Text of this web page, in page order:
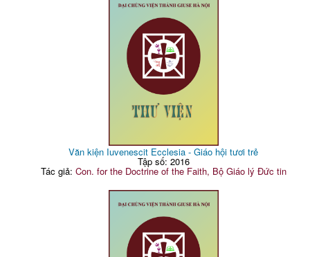
Văn kiện Iuvenescit Ecclesia - Giáo hội tươi trẻ
Tập số: 2016
Tác giả: Con. for the Doctrine of the Faith, Bộ Giáo lý Đức tin